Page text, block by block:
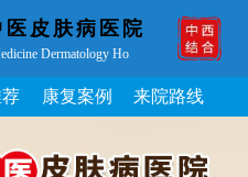
皮肤病医院
Dermatology Ho
康复案例 来院路线